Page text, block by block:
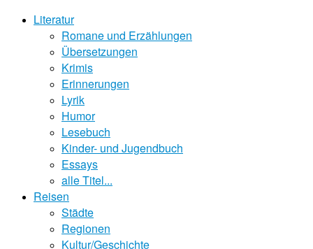
Literatur
Romane und Erzählungen
Übersetzungen
Krimis
Erinnerungen
Lyrik
Humor
Lesebuch
Kinder- und Jugendbuch
Essays
alle Titel...
Reisen
Städte
Regionen
Kultur/Geschichte